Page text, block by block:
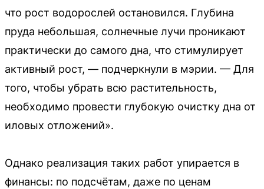
что рост водорослей остановился. Глубина
пруда небольшая, солнечные лучи проникают
практически до самого дна, что стимулирует
активный рост, — подчеркнули в мэрии. — Для
того, чтобы убрать всю растительность,
необходимо провести глубокую очистку дна от
иловых отложений».
Однако реализация таких работ упирается в
финансы: по подсчётам, даже по ценам